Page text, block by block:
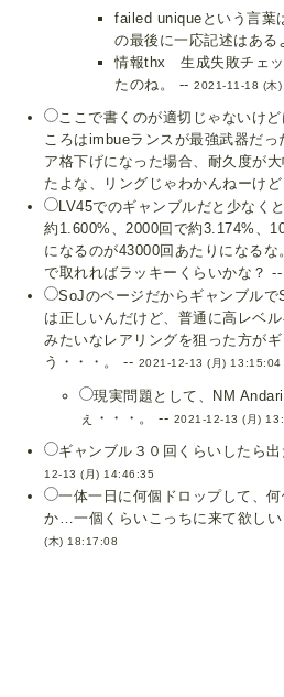
failed uniqueという言葉
の最後に一応記述はある
情報thx 生成失敗チェッ
たのね。 --2021-11-18 (木
ここで書くのが適切じゃないけ
ころはimbueランスが最強武器だ
ア格下げになった場合、耐久度が
たよな、リングじゃわかんねーけ
LV45でのギャンブルだと少なく
約1.600%、2000回で約3.174%、
になるのが43000回あたりになる
で取れればラッキーくらいかな？ --
SoJのページだからギャンブル
は正しいんだけど、普通に高レベ
みたいなレアリングを狙った方が
う・・・。 -- 2021-12-13 (月) 13:15:04
現実問題として、NM
ぇ・・・。 -- 2021-12-13 (月)
ギャンブル３０回くらいしたら
12-13 (月) 14:46:35
一体一日に何個ドロップして、
か…一個くらいこっちに来て欲し
(木) 18:17:08